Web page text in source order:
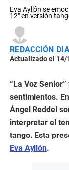
Eva Ayllón se
12" en versión
REDACCIÓN
Actualizado el 14/
“La Voz
sentimientos.
Ángel Reddel
interpretar el
tango. Esta
Eva Ayllón.